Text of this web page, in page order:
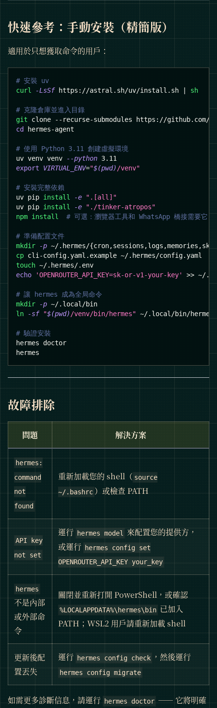
快速參考：手動安裝（精簡版）
適用於只想獲取命令的用戶：
# 安裝 uv
curl
-LsSf https://astral.sh/uv/install.sh sh
# 克隆倉庫並進入目錄
git clone --recurse-submodules https://github.com/
cd
hermes-agent
# 使用 Python 3.11 創建虛擬環境
uv venv venv
--python 3.11
export
VIRTUAL_ENV="$(pwd) /venv"
# 安裝完整依賴
uv pip install -e
".[all]"
uv pip install -e
"./tinker-atropos"
npm install # 可選：瀏覽器工具和 WhatsApp 橋接需要它
# 準備配置文件
mkdir
-p ~/.hermes/{
cp cli-config.yaml.example ~/.hermes/config.yaml
touch ~/.hermes/.env
echo
'OPENROUTER_API_KEY=sk-or-v1-your-key' >> ~/
# 讓 hermes 成為全局命令
mkdir
-p ~/.local/bin
ln
-sf "$(pwd) /venv/bin/hermes" ~/.local/bin/hermes
# 驗證安裝
hermes doctor
hermes
故障排除
問題 解決方案
hermes:
command
not
found
重新加載您的 shell（ source
~/.bashrc）或檢查 PATH
API key
not set
運行 hermes model 來配置您的提供方，
或運行 hermes config set
OPENROUTER_API_KEY your_key
hermes
不是內部
或外部命
令
關閉並重新打開 PowerShell，或確認
%LOCALAPPDATA%\hermes\bin 已加入
PATH；WSL2 用戶請重新加載 shell
更新後配
置丟失
運行 hermes config check ，然後運行
hermes config migrate
如需更多診斷信息，請運行 hermes doctor—— 它將明確